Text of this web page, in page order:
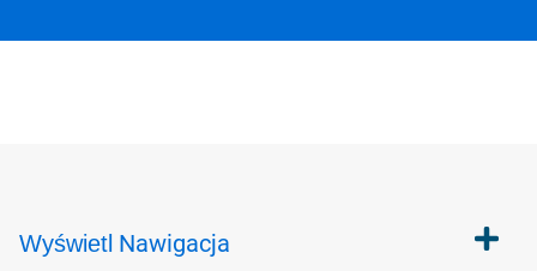
Wyświetl Nawigacja